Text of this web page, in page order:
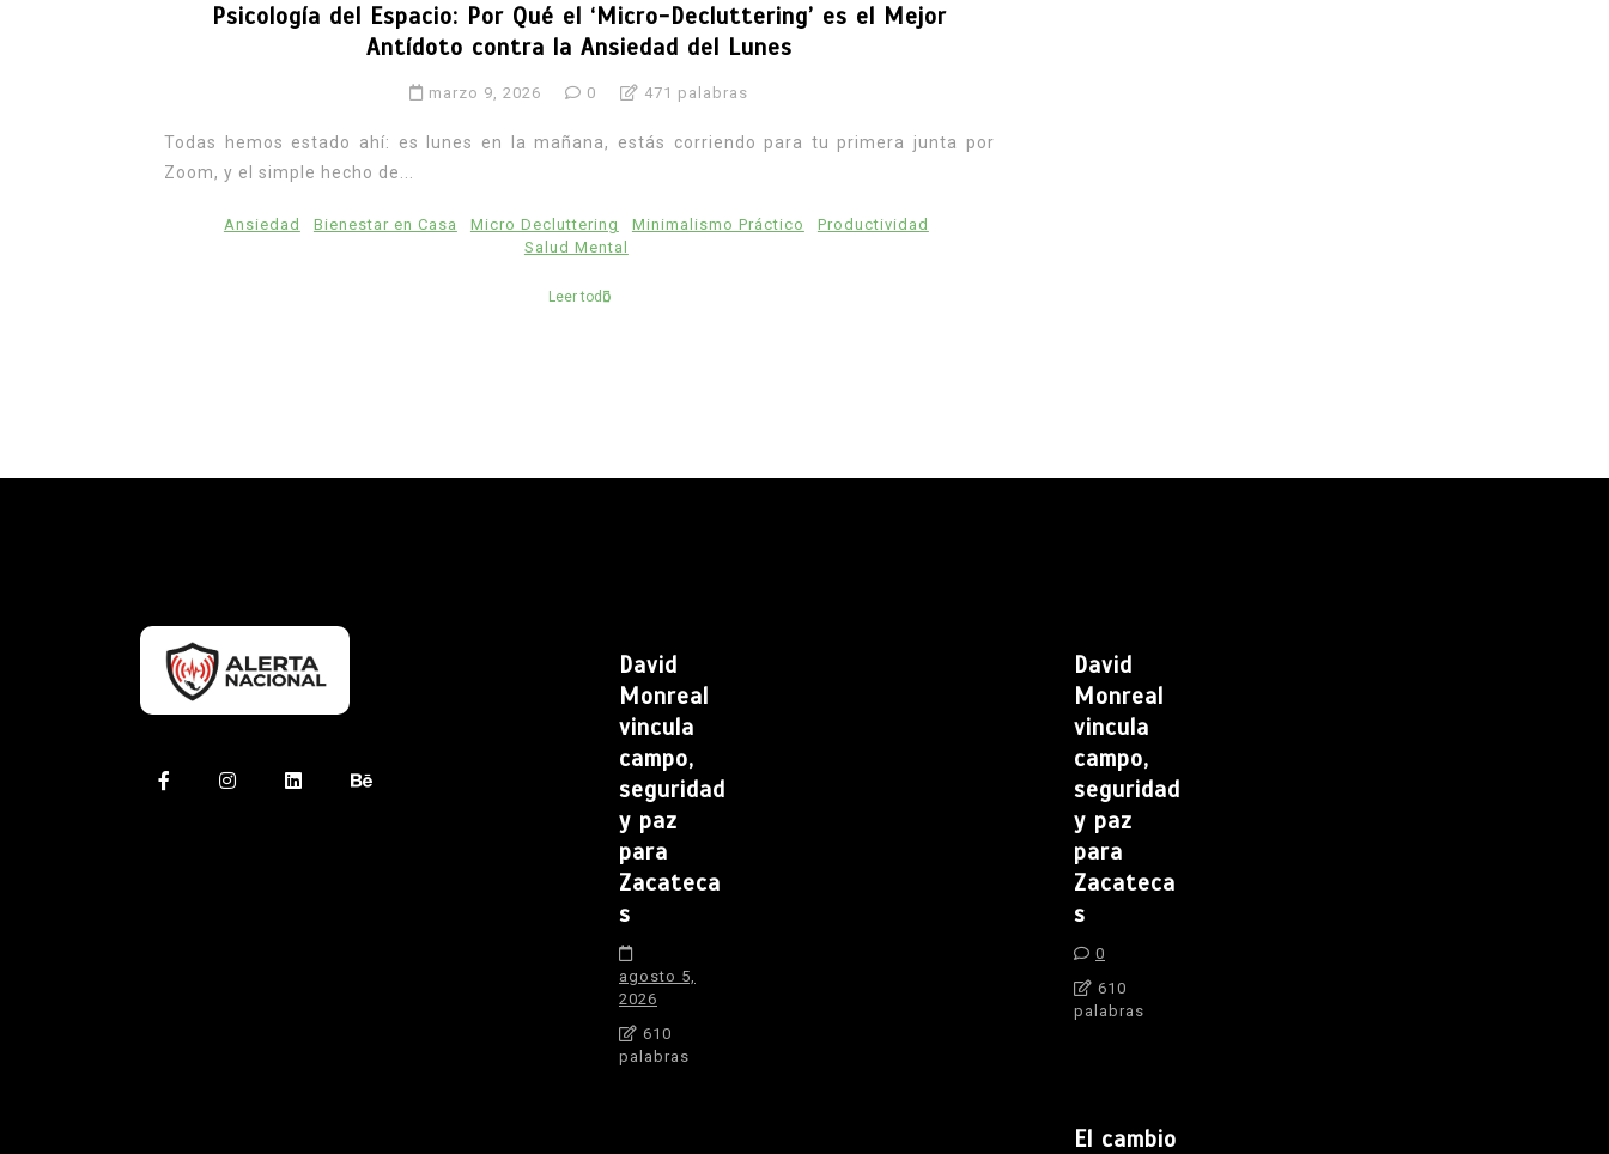
Psicología del Espacio: Por Qué el ‘Micro-Decluttering’ es el Mejor
Antídoto contra la Ansiedad del Lunes
marzo 9, 2026 0 471 palabras
Todas hemos estado ahí: es lunes en la mañana, estás corriendo para tu primera junta por
Zoom, y el simple hecho de...
Ansiedad Bienestar en Casa Micro Decluttering Minimalismo Práctico
Productividad
Salud Mental
Leer todo
David
Monreal
vincula
campo,
seguridad
y paz
para
Zacateca
s
agosto 5,
2026
610
palabras
David
Monreal
vincula
campo,
seguridad
y paz
para
Zacateca
s
0
610
palabras
El cambio